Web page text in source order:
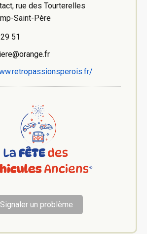
rue des Tourterelles
Saint-Père
51
Signaler un problème